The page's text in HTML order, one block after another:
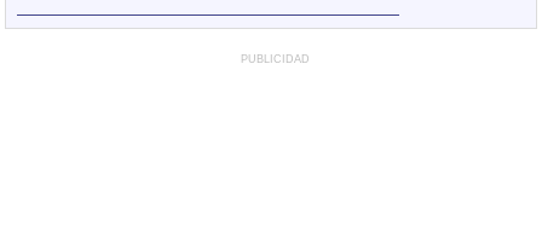
PUBLICIDAD